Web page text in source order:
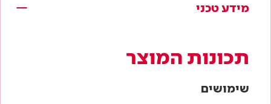
מידע טכני
תכונות המוצר
שימושים